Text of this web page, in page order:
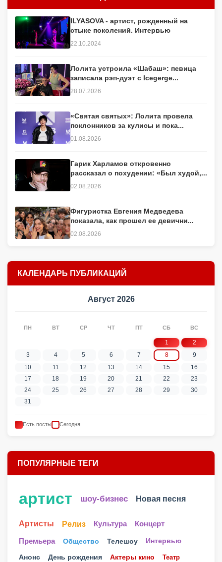
ILYASOVA - артист, рожденный на
стыке поколений. Интервью
22.10.2024
Лолита устроила «Шабаш»: певица
записала рэп-дуэт с Icegerge...
28.07.2026
«Святая святых»: Лолита провела
поклонников за кулисы и пока...
01.08.2026
Гарик Харламов откровенно
рассказал о похудении: «Был худой,...
02.08.2026
Фигуристка Евгения Медведева
показала, как прошел ее девични...
02.08.2026
КАЛЕНДАРЬ ПУБЛИКАЦИЙ
Август 2026
ПН ВТ СР ЧТ ПТ СБ ВС
1
2
3
4 5 6 7 8
9
10
11 12 13 14 15
16
17
18 19 20 21 22
23
24
25 26 27 28 29
30
31
Есть посты Сегодня
ПОПУЛЯРНЫЕ ТЕГИ
артист шоу-бизнес Новая песня
Артисты Релиз Культура Концерт
Премьера Общество Телешоу Интервью
Анонс День рождения Актеры кино Театр